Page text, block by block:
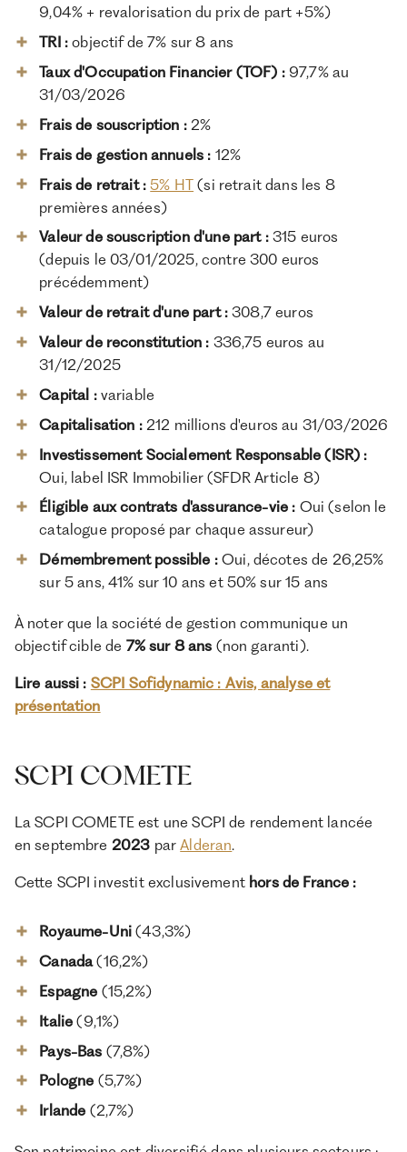
9,04% + revalorisation du prix de part +5%)
TRI :objectif de 7% sur 8 ans
Taux d'Occupation Financier (TOF) : 97,7% au
31/03/2026
Frais de souscription : 2%
Frais de gestion annuels : 12%
Frais de retrait :5% HT (si retrait dans les 8
premières années)
Valeur de souscription d'une part : 315 euros
(depuis le 03/01/2025, contre 300 euros
précédemment)
Valeur de retrait d'une part :308,7 euros
Valeur de reconstitution : 336,75 euros au
31/12/2025
Capital : variable
Capitalisation : 212 millions d'euros au 31/03/2026
Investissement Socialement Responsable (ISR) :
Oui, label ISR Immobilier (SFDR Article 8)
Éligible aux contrats d'assurance-vie : Oui (selon le
catalogue proposé par chaque assureur)
Démembrement possible :Oui, décotes de 26,25%
sur 5 ans, 41% sur 10 ans et 50% sur 15 ans
À noter que la société de gestion communique un
objectif cible de 7% sur 8 ans (non garanti).
Lire aussi : SCPI Sofidynamic : Avis, analyse et
présentation
SCPI COMETE
La SCPI COMETE est une SCPI de rendement lancée
en septembre 2023 parAlderan.
Cette SCPI investit exclusivementhors de France :
Royaume-Uni(43,3%)
Canada(16,2%)
Espagne (15,2%)
Italie(9,1%)
Pays-Bas (7,8%)
Pologne (5,7%)
Irlande (2,7%)